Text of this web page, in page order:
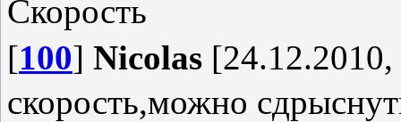
Скорость
[100] Nicolas
скорость,можно